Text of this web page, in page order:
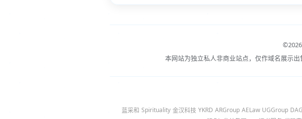
©
本网站为独立私人非商业站点，仅作域名展示
蓝采和 Spirituality 金汉科技 YKRD ARGroup AELaw UGGroup